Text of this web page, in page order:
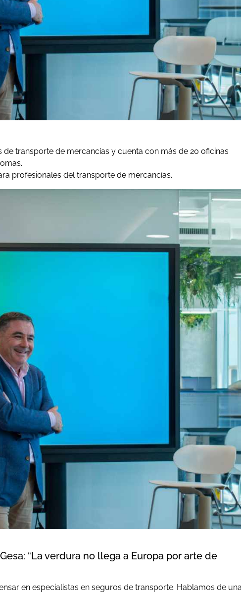
transporte de mercancías y cuenta con más de 20 oficinas
profesionales del transporte de mercancías.
“La verdura no llega a Europa por arte de
en especialistas en seguros de transporte. Hablamos de